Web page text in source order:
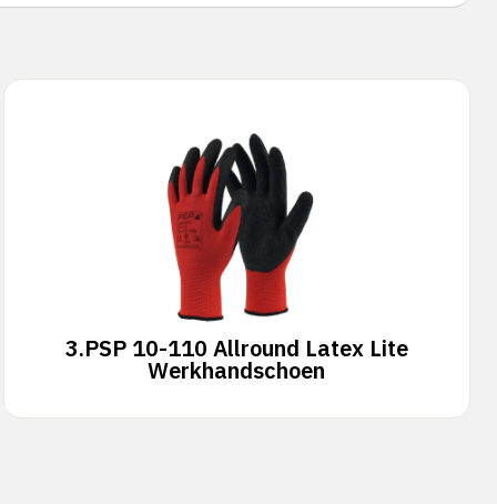
3.PSP 10-110 Allround Latex Lite
Werkhandschoen